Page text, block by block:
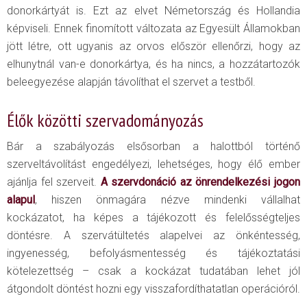
donorkártyát is. Ezt az elvet Németország és Hollandia
képviseli. Ennek finomított változata az Egyesült Államokban
jött létre, ott ugyanis az orvos először ellenőrzi, hogy az
elhunytnál van-e donorkártya, és ha nincs, a hozzátartozók
beleegyezése alapján távolíthat el szervet a testből.
Élők közötti szervadományozás
Bár a szabályozás elsősorban a halottból történő
szerveltávolítást engedélyezi, lehetséges, hogy élő ember
ajánlja fel szerveit. A szervdonáció az önrendelkezési jogon
alapul, hiszen önmagára nézve mindenki vállalhat
kockázatot, ha képes a tájékozott és felelősségteljes
döntésre. A szervátültetés alapelvei az önkéntesség,
ingyenesség, befolyásmentesség és tájékoztatási
kötelezettség – csak a kockázat tudatában lehet jól
átgondolt döntést hozni egy visszafordíthatatlan operációról.